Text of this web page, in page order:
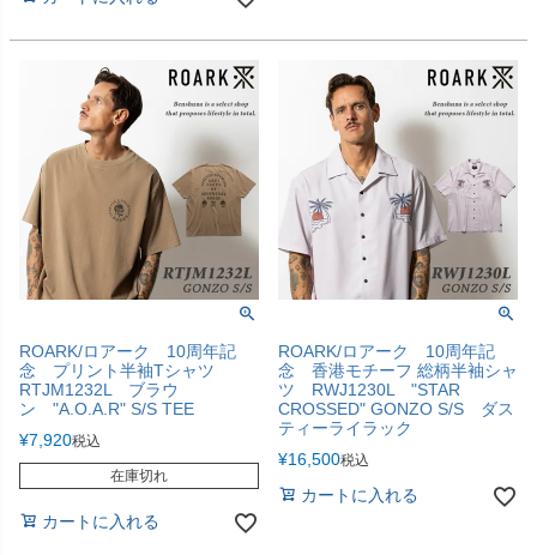
ROARK/ロアーク 10周年記
念 プリント半袖Tシャツ
RTJM1232L ブラウ
ン "A.O.A.R" S/S TEE
¥7,920税込
在庫切れ
カートに入れる
ROARK/ロアーク 10周年記
念 香港モチーフ 総柄半袖シャ
ツ RWJ1230L "STAR
CROSSED" GONZO S/S ダス
ティーライラック
¥16,500税込
カートに入れる